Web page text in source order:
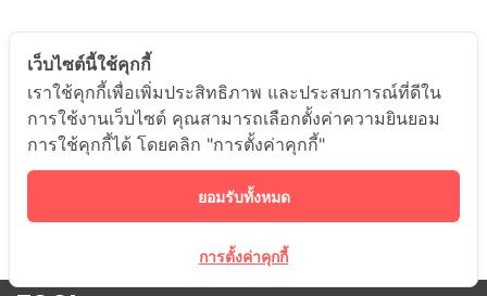
เว็บไซต์นี้ใช้คุกกี้
เราใช้คุกกี้เพื่อเพิ่มประสิทธิภาพ และประสบการณ์ที่ดีใน
การใช้งานเว็บไซต์ คุณสามารถเลือกตั้งค่าความยินยอม
การใช้คุกกี้ได้ โดยคลิก "การตั้งค่าคุกกี้"
ยอมรับทั้งหมด
การตั้งค่าคุกกี้